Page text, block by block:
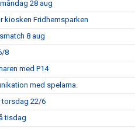
28 aug
kiosken Fridhemsparken
8 aug
8
med P14
med spelarna.
torsdag 22/6
tisdag